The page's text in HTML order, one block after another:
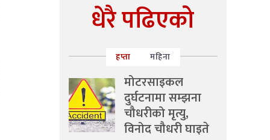
धेरै पढिएको
हप्ता महिना
मोटरसाइकल
दुर्घटनामा सम्झना
चौधरीको मृत्यु,
विनोद चौधरी घाइते